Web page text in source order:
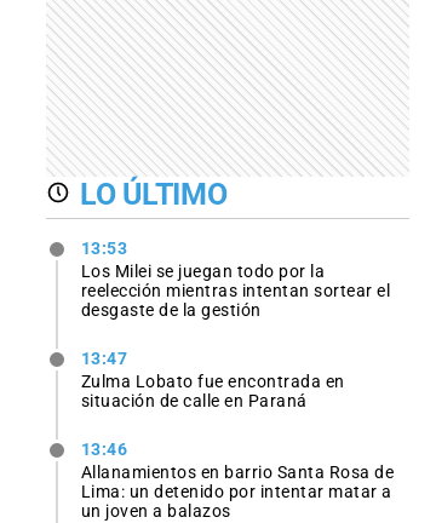
LO ÚLTIMO
13:53
Los Milei se juegan todo por la
reelección mientras intentan sortear el
desgaste de la gestión
13:47
Zulma Lobato fue encontrada en
situación de calle en Paraná
13:46
Allanamientos en barrio Santa Rosa de
Lima: un detenido por intentar matar a
un joven a balazos